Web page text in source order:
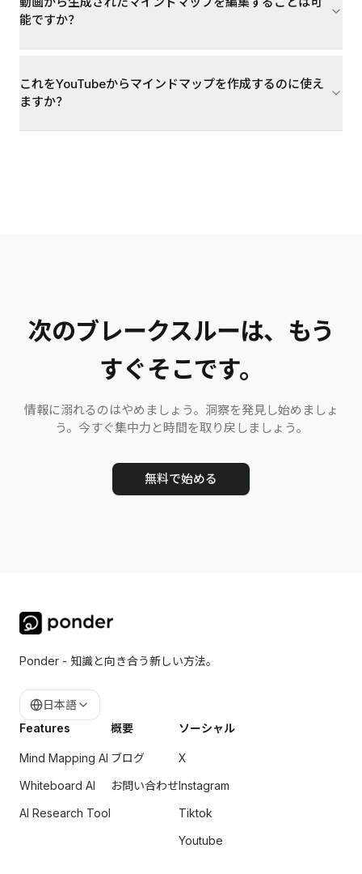
能ですか？
これをYouTubeからマインドマップを作成するのに使え
ますか？
次のブレークスルーは、もう
すぐそこです。
情報に溺れるのはやめましょう。洞察を発見し始めましょ
う。今すぐ集中力と時間を取り戻しましょう。
無料で始める
Ponder - 知識と向き合う新しい方法。
日本語
Features
Mind Mapping AI
Whiteboard AI
AI Research Tool
概要
ブログ
お問い合わせ
ソーシャル
X
Instagram
Tiktok
Youtube